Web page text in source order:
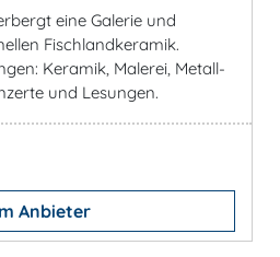
eine Galerie und
Fischlandkeramik.
Keramik, Malerei, Metall-
und Lesungen.
Anbieter